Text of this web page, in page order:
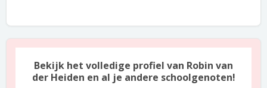
Bekijk het volledige profiel van Robin van
der Heiden en al je andere schoolgenoten!